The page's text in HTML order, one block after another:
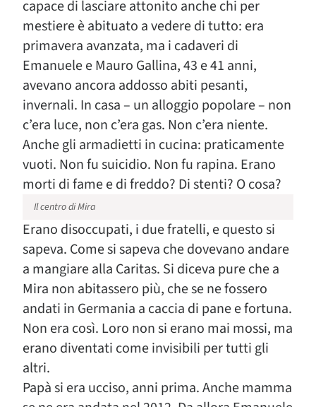
capace di lasciare attonito anche chi per
mestiere è abituato a vedere di tutto: era
primavera avanzata, ma i cadaveri di
Emanuele e Mauro Gallina, 43 e 41 anni,
avevano ancora addosso abiti pesanti,
invernali. In casa – un alloggio popolare – non
c’era luce, non c’era gas. Non c’era niente.
Anche gli armadietti in cucina: praticamente
vuoti. Non fu suicidio. Non fu rapina. Erano
morti di fame e di freddo? Di stenti? O cosa?
Il centro di Mira
Erano disoccupati, i due fratelli, e questo si
sapeva. Come si sapeva che dovevano andare
a mangiare alla Caritas. Si diceva pure che a
Mira non abitassero più, che se ne fossero
andati in Germania a caccia di pane e fortuna.
Non era così. Loro non si erano mai mossi, ma
erano diventati come invisibili per tutti gli
altri.
Papà si era ucciso, anni prima. Anche mamma